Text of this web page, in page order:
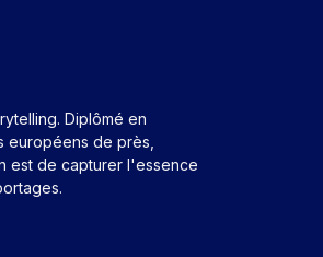
Diplômé en
européens de près,
est de capturer l'essence